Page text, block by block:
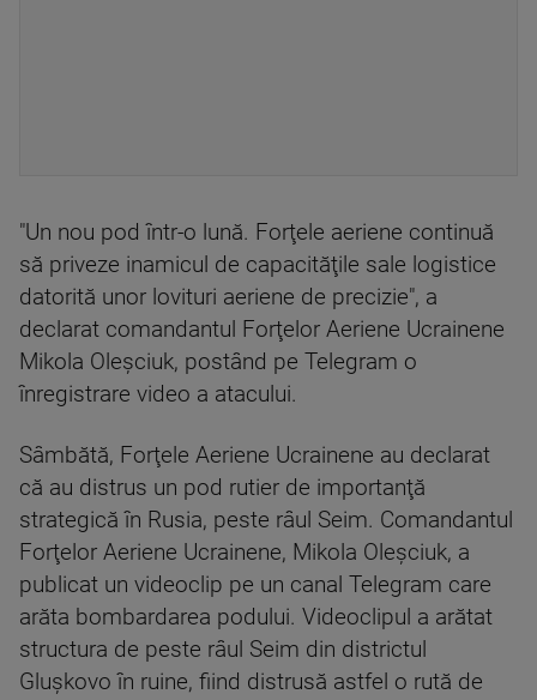
"Un nou pod într-o lună. Forţele aeriene continuă
să priveze inamicul de capacităţile sale logistice
datorită unor lovituri aeriene de precizie", a
declarat comandantul Forţelor Aeriene Ucrainene
Mikola Oleşciuk, postând pe Telegram o
înregistrare video a atacului.
Sâmbătă, Forţele Aeriene Ucrainene au declarat
că au distrus un pod rutier de importanţă
strategică în Rusia, peste râul Seim. Comandantul
Forţelor Aeriene Ucrainene, Mikola Oleşciuk, a
publicat un videoclip pe un canal Telegram care
arăta bombardarea podului. Videoclipul a arătat
structura de peste râul Seim din districtul
Gluşkovo în ruine, fiind distrusă astfel o rută de